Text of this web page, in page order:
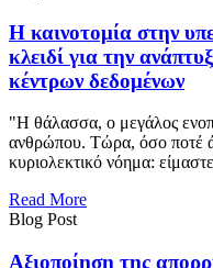
Η καινοτομία στην
κλειδί για την
κέντρων δεδομένων
"Η θάλασσα, ο μεγάλος
ανθρώπου. Τώρα, όσο ποτέ
κυριολεκτικό νόημα:
Read More
Blog Post
Αξιοποίηση της